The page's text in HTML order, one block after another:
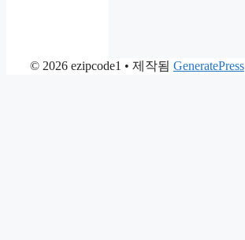
© 2026 ezipcode1 • 제작됨 GeneratePress